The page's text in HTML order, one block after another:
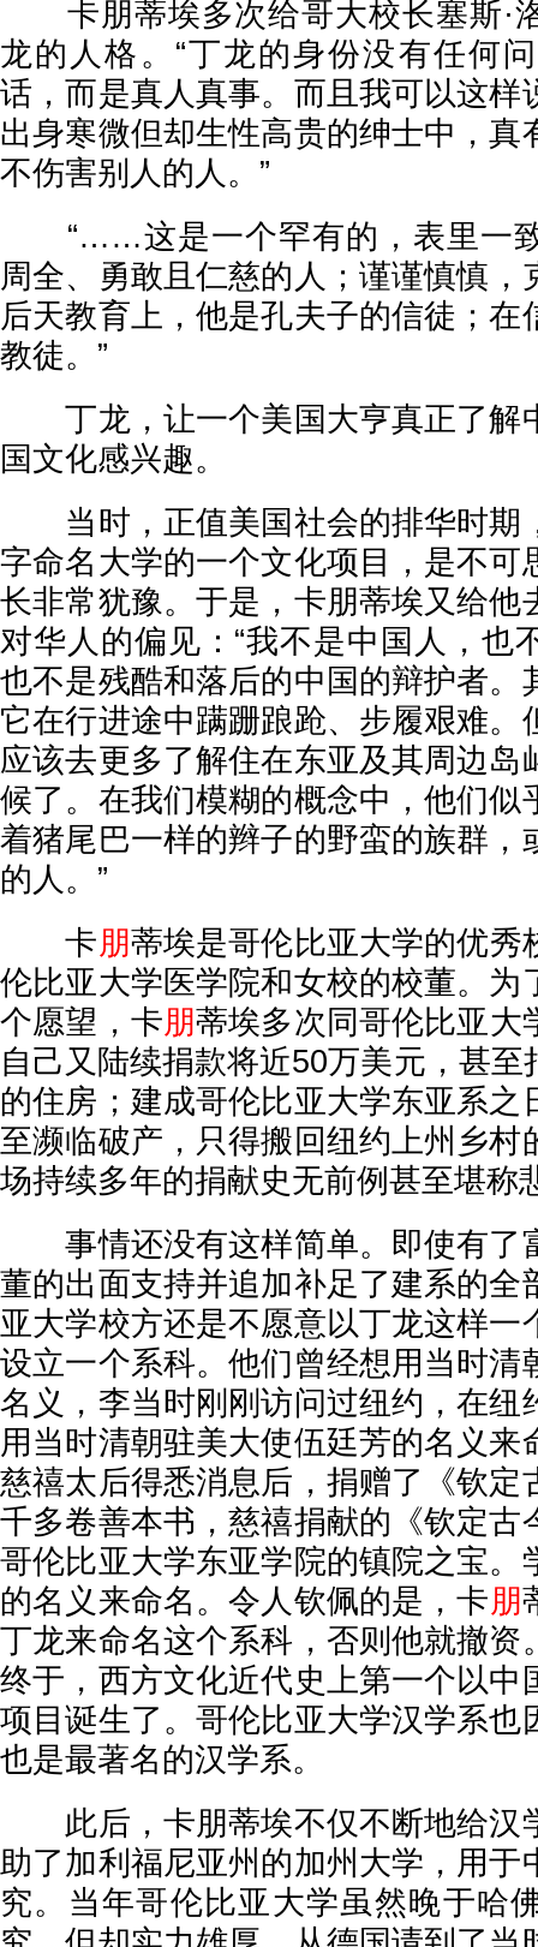
卡朋蒂埃多次给哥大校长塞斯·
龙的人格。“丁龙的身份没有任何
话，而是真人真事。而且我可以这样
出身寒微但却生性高贵的绅士中，真
不伤害别人的人。”
“……这是一个罕有的，表里一致
周全、勇敢且仁慈的人；谨谨慎慎，
后天教育上，他是孔夫子的信徒；在
教徒。”
丁龙，让一个美国大亨真正了解
国文化感兴趣。
当时，正值美国社会的排华时期
字命名大学的一个文化项目，是不可
长非常犹豫。于是，卡朋蒂埃又给他
对华人的偏见：“我不是中国人，也
也不是残酷和落后的中国的辩护者。
它在行进途中蹒跚踉跄、步履艰难。
应该去更多了解住在东亚及其周边岛
候了。在我们模糊的概念中，他们似
着猪尾巴一样的辫子的野蛮的族群，
的人。”
卡朋蒂埃是哥伦比亚大学的优秀
伦比亚大学医学院和女校的校董。为
个愿望，卡朋蒂埃多次同哥伦比亚大
自己又陆续捐款将近50万美元，甚至
的住房；建成哥伦比亚大学东亚系之
至濒临破产，只得搬回纽约上州乡村
场持续多年的捐献史无前例甚至堪称
事情还没有这样简单。即使有了
董的出面支持并追加补足了建系的全
亚大学校方还是不愿意以丁龙这样一
设立一个系科。他们曾经想用当时清
名义，李当时刚刚访问过纽约，在纽
用当时清朝驻美大使伍廷芳的名义来
慈禧太后得悉消息后，捐赠了《钦定
千多卷善本书，慈禧捐献的《钦定古
哥伦比亚大学东亚学院的镇院之宝。
的名义来命名。令人钦佩的是，卡朋
丁龙来命名这个系科，否则他就撤资
终于，西方文化近代史上第一个以中
项目诞生了。哥伦比亚大学汉学系也
也是最著名的汉学系。
此后，卡朋蒂埃不仅不断地给汉
助了加利福尼亚州的加州大学，用于
究。当年哥伦比亚大学虽然晚于哈